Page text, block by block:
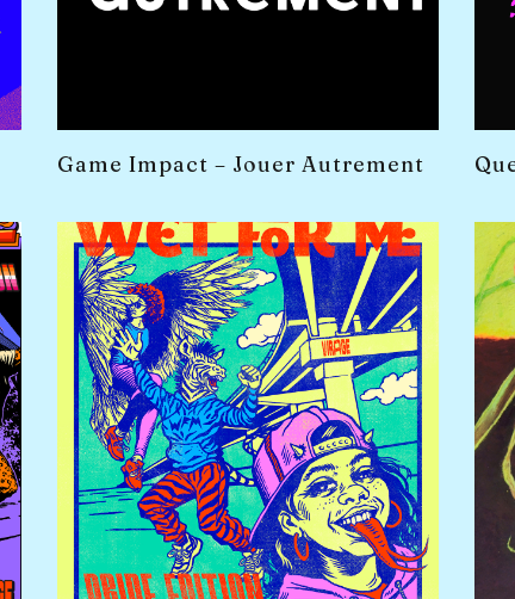
Game Impact – Jouer Autrement